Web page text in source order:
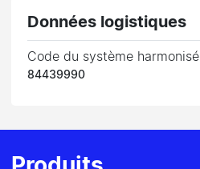
Données logistiques
Code du système harmonisé
84439990